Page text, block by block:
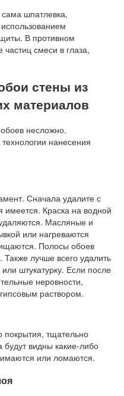
сама шпатлевка,
В противном
смеси в глаза,
стены из
материалов
несложно.
нанесения
Сначала удалите с
имеется. Краска на водной
Масляные и
или нагреваются
Полосы обоев
лучше всего удалить
штукатурку. Если после
неровности,
раствором.
покрытия, тщательно
видны какие-либо
или ломаются.